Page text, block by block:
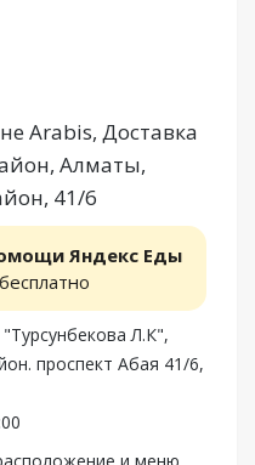
Arabis, Доставка
Алматы,
41/6
Яндекс Еды
Л.К",
проспект Абая 41/6,